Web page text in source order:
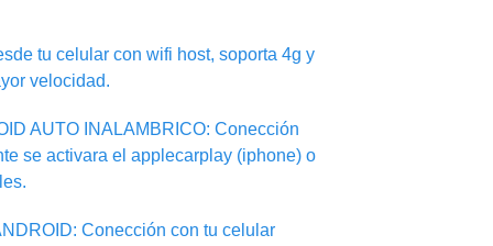
tu celular con wifi host, soporta 4g y
velocidad.
AUTO INALAMBRICO: Conección
se activara el applecarplay (iphone) o
Conección con tu celular